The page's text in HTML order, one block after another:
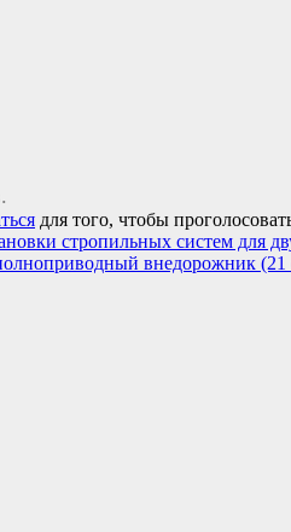
для того, чтобы
стропильных систем для
внедорожник (21